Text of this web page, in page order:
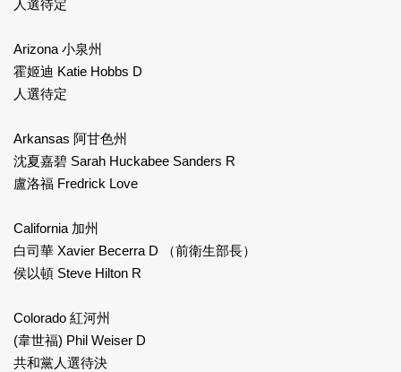
人選待定
Arizona 小泉州
霍姬迪 Katie Hobbs D
人選待定
Arkansas 阿甘色州
沈夏嘉碧 Sarah Huckabee Sanders R
盧洛福 Fredrick Love
California 加州
白司華 Xavier Becerra D （前衛生部長）
侯以頓 Steve Hilton R
Colorado 紅河州
(韋世福) Phil Weiser D
共和黨人選待決